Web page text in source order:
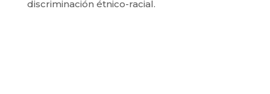
discriminación étnico-racial.